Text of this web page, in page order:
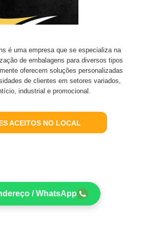
é uma empresa que se especializa na
de embalagens para diversos tipos
oferecem soluções personalizadas
de clientes em setores variados,
industrial e promocional.
ACEITOS NO LOCAL
/ WhatsApp